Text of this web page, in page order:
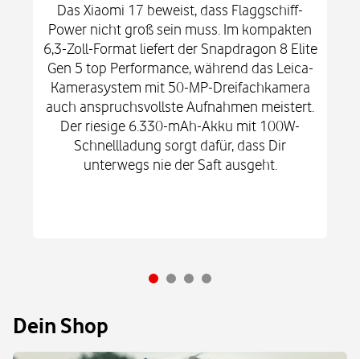
Das Xiaomi 17 beweist, dass Flaggschiff-
Power nicht groß sein muss. Im kompakten
6,3-Zoll-Format liefert der Snapdragon 8 Elite
Gen 5 top Performance, während das Leica-
Kamerasystem mit 50-MP-Dreifachkamera
auch anspruchsvollste Aufnahmen meistert.
Der riesige 6.330-mAh-Akku mit 100W-
Schnellladung sorgt dafür, dass Dir
unterwegs nie der Saft ausgeht.
Dein Shop